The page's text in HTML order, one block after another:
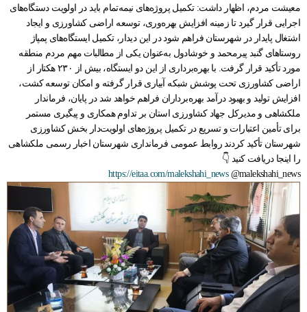
معیشت مردم، اظهار داشت: تکمیل پروژه‌های نیمه‌تمام باید در اولویت دستگاه‌های
اجرایی قرار گیرد تا زمینه افزایش بهره‌وری، توسعه اراضی کشاورزی و ایجاد
اشتغال پایدار در شهرستان فراهم شود در این دیدار، تکمیل ایستگاه‌های پمپاژ
روستاهای گنبد پیرمحمد و خوشادول به‌عنوان یکی از مطالبات مهم مردم منطقه
مورد تأکید قرار گرفت. با بهره‌برداری از این دو ایستگاه، بیش از ۲۳۰ هکتار از
اراضی کشاورزی تحت پوشش شبکه آبیاری قرار گرفته و امکان توسعه کشت،
افزایش تولید و بهبود درآمد بهره‌برداران فراهم خواهد شد در پایان، فرماندار
ملکشاهی و مدیرکل جهاد کشاورزی استان بر تداوم همکاری و پیگیری مستمر
برای تأمین اعتبارات و تسریع در تکمیل پروژه‌های اولویت‌دار بخش کشاورزی
شهرستان تأکید کردند روابط عمومی فرمانداری شهرستان اخبار رسمی ملکشاهی
را اینجا دریافت کنید 👇
https://eitaa.com/malekshahi_news@malekshahi_news